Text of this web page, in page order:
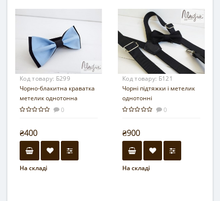
Код товару: Б299
Чорно-блакитна краватка
метелик однотонна
0
₴400
На складі
Код товару: Б121
Чорні підтяжки і метелик
однотонні
0
₴900
На складі